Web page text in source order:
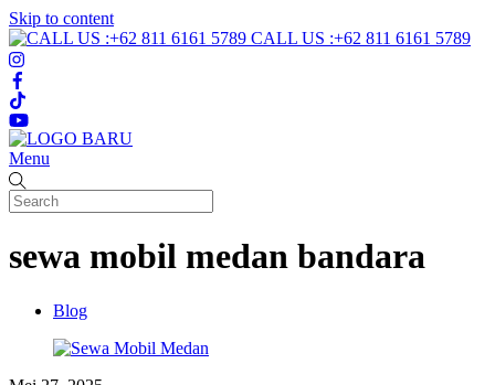
Skip to content
CALL US :+62 811 6161 5789
Menu
sewa mobil medan bandara
Blog